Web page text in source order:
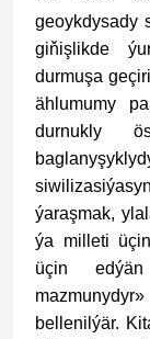
geoykdysady
giňişlikde
durmuşa
ählumumy
durnukly
ýaraşmak,
ýa milleti
üçin edýän
bellenilýär.